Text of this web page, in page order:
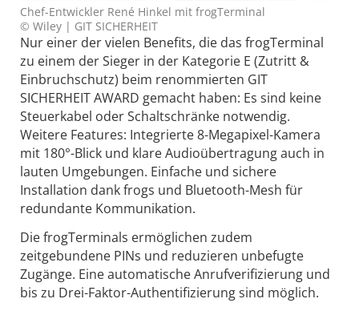
Chef-Entwickler René Hinkel mit frogTerminal
© Wiley | GIT SICHERHEIT
Nur einer der vielen Benefits, die das frogTerminal
zu einem der Sieger in der Kategorie E (Zutritt &
Einbruchschutz) beim renommierten GIT
SICHERHEIT AWARD gemacht haben: Es sind keine
Steuerkabel oder Schaltschränke notwendig.
Weitere Features: Integrierte 8-Megapixel-Kamera
mit 180°-Blick und klare Audioübertragung auch in
lauten Umgebungen. Einfache und sichere
Installation dank frogs und Bluetooth-Mesh für
redundante Kommunikation.
Die frogTerminals ermöglichen zudem
zeitgebundene PINs und reduzieren unbefugte
Zugänge. Eine automatische Anrufverifizierung und
bis zu Drei-Faktor-Authentifizierung sind möglich.